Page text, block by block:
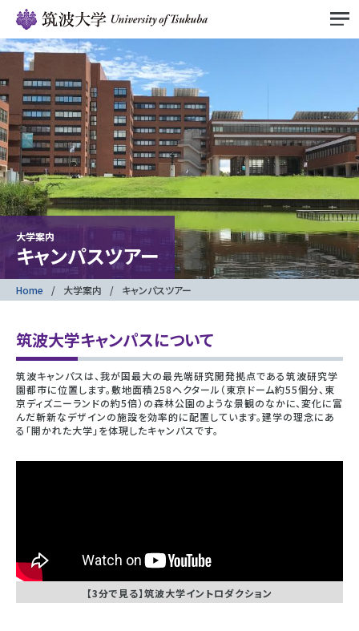
大学案内
キャンパスツアー
Home 大学案内 キャンパスツアー
筑波大学キャンパスについて
筑波キャンパスは、我が国最大の最先端研究開発拠点である筑波研究学
園都市に位置します。敷地面積258ヘクタール（東京ドーム約55個分、東
京ディズニーランドの約5倍）の森林公園のような景観のなかに、変化に富
んだ斬新なデザインの施設を効率的に配置しています。建学の理念にあ
る「開かれた大学」を体現したキャンパスです。
【3分で見る】筑波大学イントロダクション